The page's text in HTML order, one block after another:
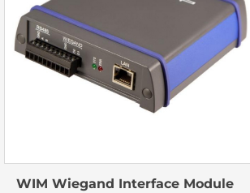
WIM Wiegand Interface Module